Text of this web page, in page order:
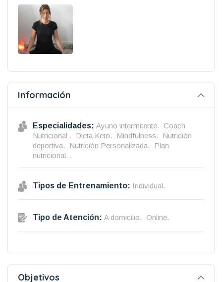
Información
Especialidades: Ayuno intermitente.
Coach
Nutricional .
Dieta Keto. Mindfulness.
Nutrición
deportiva.
Nutrición Personalizada.
Plan
nutricional. .
Tipos de Entrenamiento: Individual.
Tipo de Atención: A domicilio. Online.
Objetivos